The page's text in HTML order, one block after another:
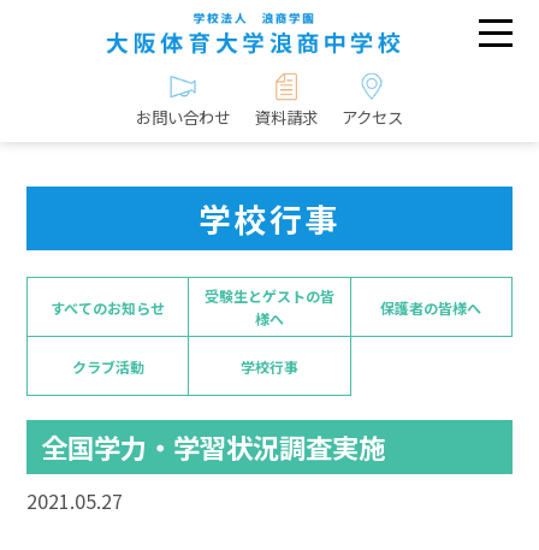
お問い合わせ 資料請求 アクセス
学校行事
すべてのお知らせ
受験生とゲストの皆
様へ
保護者の皆様へ
クラブ活動 学校行事
全国学力・学習状況調査実施
2021.05.27